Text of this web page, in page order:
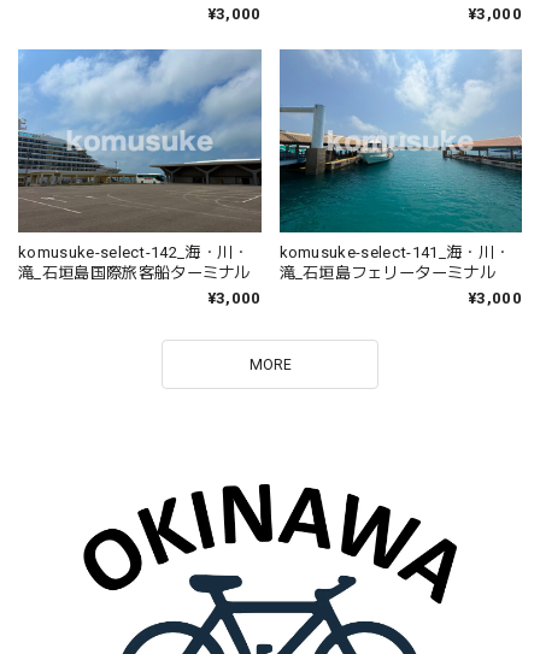
¥3,000
¥3,000
komusuke-select-142_海・川・
滝_石垣島国際旅客船ターミナル
¥3,000
komusuke-select-141_海・川・
滝_石垣島フェリーターミナル
¥3,000
MORE